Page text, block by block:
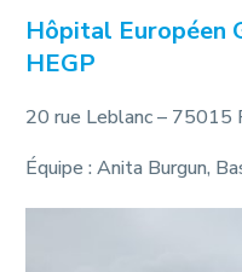
Hôpital Européen
HEGP
20 rue Leblanc – 75015
Équipe : Anita Burgun,